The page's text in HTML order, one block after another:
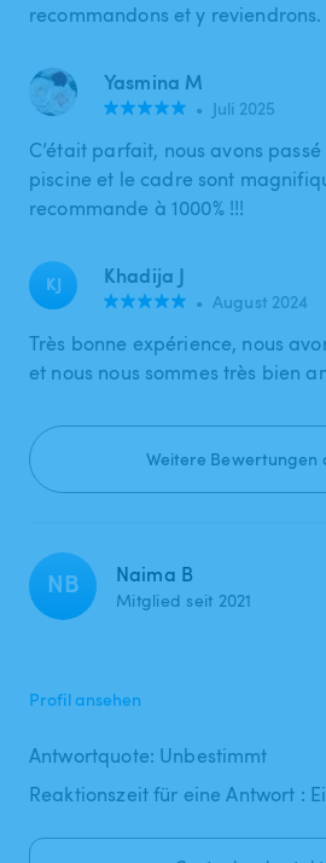
recommandons et y reviendrons.
Yasmina M
• Juli 2025
C’était parfait, nous avons
piscine et le cadre sont
recommande à 1000% !!!
KJ Khadija J
• August 2024
Très bonne expérience, nous
et nous nous sommes très bien
Weitere Bewertungen
NB Naima B
Mitglied seit 2021
Profil ansehen
Antwortquote: Unbestimmt
Reaktionszeit für eine Antwort :